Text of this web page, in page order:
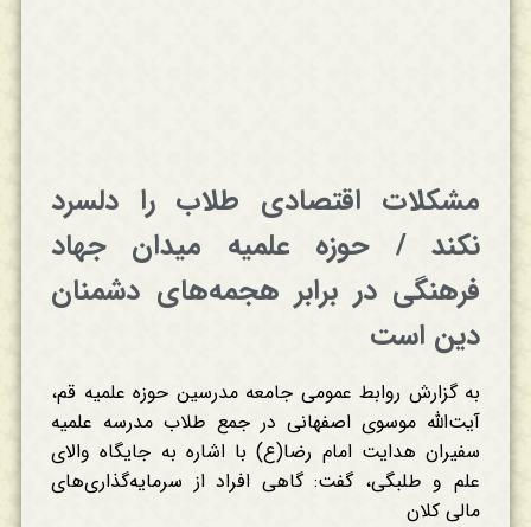
مشکلات اقتصادی طلاب را دلسرد
نکند / حوزه علمیه میدان جهاد
فرهنگی در برابر هجمه‌های دشمنان
دین است
به گزارش روابط عمومی جامعه مدرسین حوزه علمیه قم،
آیت‌الله موسوی اصفهانی در جمع طلاب مدرسه علمیه
سفیران هدایت امام رضا(ع) با اشاره به جایگاه والای
علم و طلبگی، گفت: گاهی افراد از سرمایه‌گذاری‌های
مالی کلان